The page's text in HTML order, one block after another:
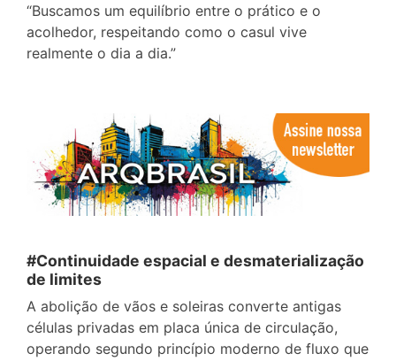
“Buscamos um equilíbrio entre o prático e o
acolhedor, respeitando como o casul vive
realmente o dia a dia.”
#Continuidade espacial e desmaterialização
de limites
A abolição de vãos e soleiras converte antigas
células privadas em placa única de circulação,
operando segundo princípio moderno de fluxo que